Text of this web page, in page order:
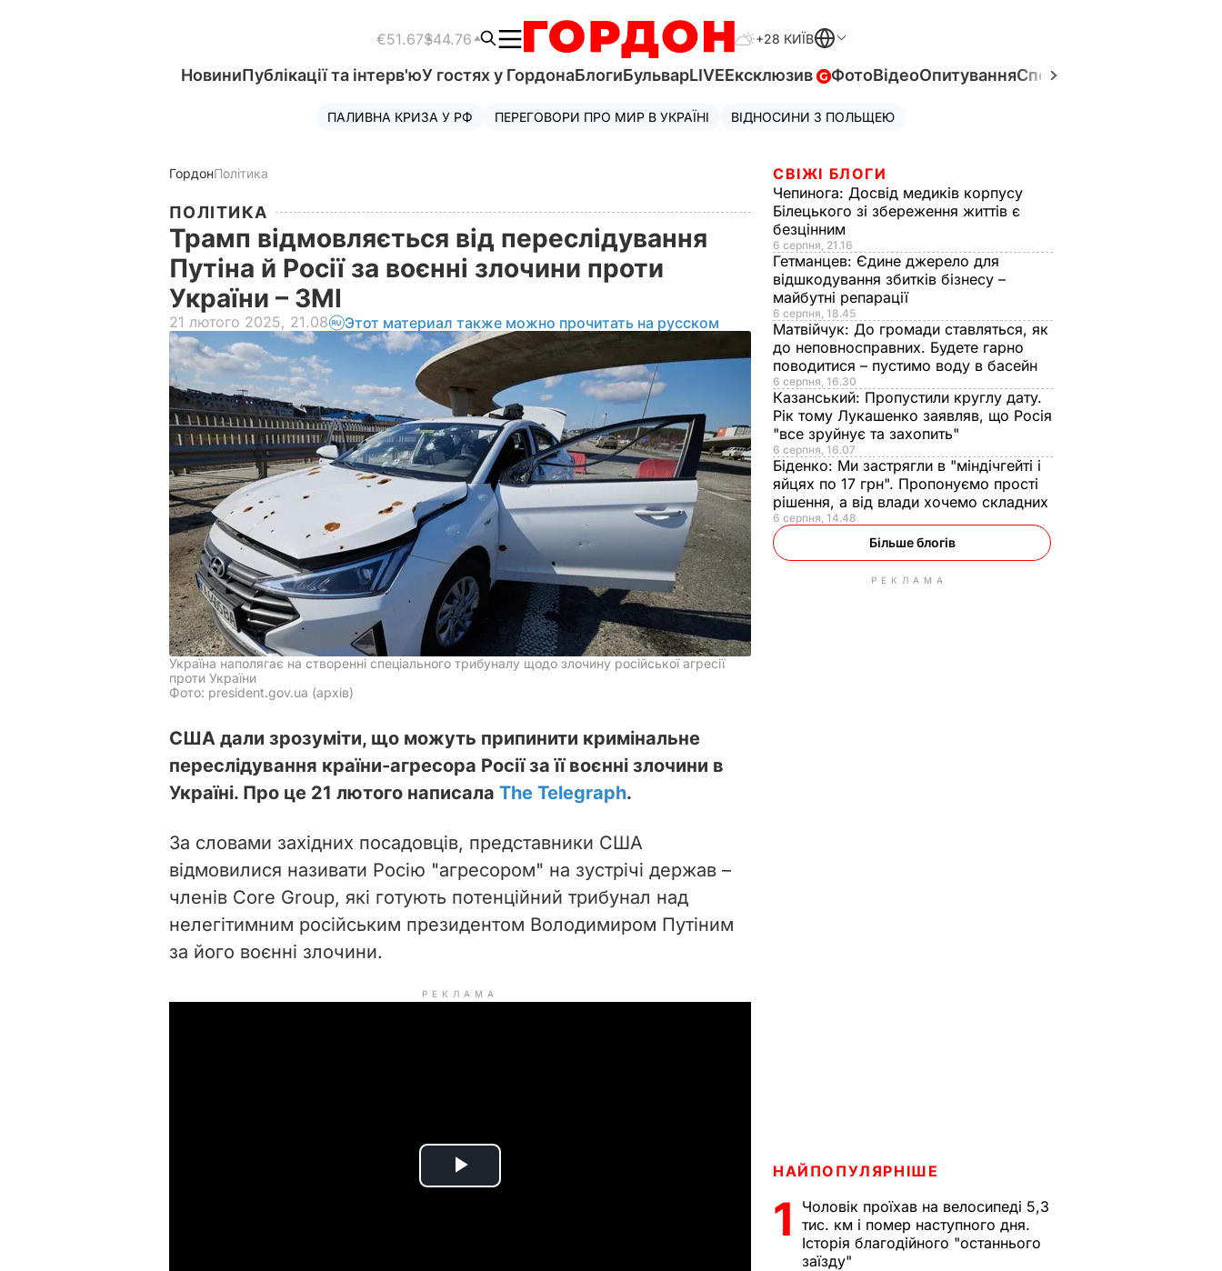
€51.67$44.76 +28 КИЇВ
НовиниПублікації та інтерв'юУ гостях у ГордонаБлогиБульварLIVEЕксклюзив ФотоВідеоОпитуванняСпецпроєкти
ПАЛИВНА КРИЗА У РФ ПЕРЕГОВОРИ ПРО МИР В УКРАЇНІ ВІДНОСИНИ З ПОЛЬЩЕЮ
ГордонПолітика
ПОЛІТИКА
Трамп відмовляється від переслідування
Путіна й Росії за воєнні злочини проти
України – ЗМІ
21 лютого 2025, 21.08 Этот материал также можно прочитать на русском
Україна наполягає на створенні спеціального трибуналу щодо злочину російської агресії
проти України
Фото: president.gov.ua (архів)
США дали зрозуміти, що можуть припинити кримінальне
переслідування країни-агресора Росії за її воєнні злочини в
Україні. Про це 21 лютого написала The Telegraph.
За словами західних посадовців, представники США
відмовилися називати Росію "агресором" на зустрічі держав –
членів Core Group, які готують потенційний трибунал над
нелегітимним російським президентом Володимиром Путіним
за його воєнні злочини.
РЕКЛАМА
P
СВІЖІ БЛОГИ
Чепинога: Досвід медиків корпусу
Білецького зі збереження життів є
безцінним
6 серпня, 21.16
Гетманцев: Єдине джерело для
відшкодування збитків бізнесу –
майбутні репарації
6 серпня, 18.45
Матвійчук: До громади ставляться, як
до неповносправних. Будете гарно
поводитися – пустимо воду в басейн
6 серпня, 16.30
Казанський: Пропустили круглу дату.
Рік тому Лукашенко заявляв, що Росія
"все зруйнує та захопить"
6 серпня, 16.07
Біденко: Ми застрягли в "міндічгейті і
яйцях по 17 грн". Пропонуємо прості
рішення, а від влади хочемо складних
6 серпня, 14.48
Більше блогів
РЕКЛАМА
НАЙПОПУЛЯРНІШЕ
1
Чоловік проїхав на велосипеді 5,3
тис. км і помер наступного дня.
Історія благодійного "останнього
заїзду"